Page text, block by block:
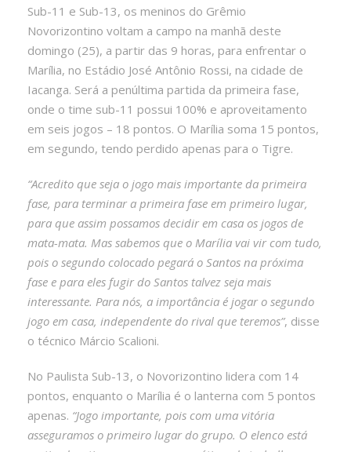
Sub-11 e Sub-13, os meninos do Grêmio
Novorizontino voltam a campo na manhã deste
domingo (25), a partir das 9 horas, para enfrentar o
Marília, no Estádio José Antônio Rossi, na cidade de
Iacanga. Será a penúltima partida da primeira fase,
onde o time sub-11 possui 100% e aproveitamento
em seis jogos – 18 pontos. O Marília soma 15 pontos,
em segundo, tendo perdido apenas para o Tigre.
“Acredito que seja o jogo mais importante da primeira
fase, para terminar a primeira fase em primeiro lugar,
para que assim possamos decidir em casa os jogos de
mata-mata. Mas sabemos que o Marília vai vir com tudo,
pois o segundo colocado pegará o Santos na próxima
fase e para eles fugir do Santos talvez seja mais
interessante. Para nós, a importância é jogar o segundo
jogo em casa, independente do rival que teremos”, disse
o técnico Márcio Scalioni.
No Paulista Sub-13, o Novorizontino lidera com 14
pontos, enquanto o Marília é o lanterna com 5 pontos
apenas. “Jogo importante, pois com uma vitória
asseguramos o primeiro lugar do grupo. O elenco está